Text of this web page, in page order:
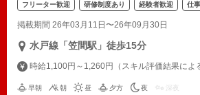
フリーター歓迎 研修制度あり 経験者歓迎 仕
掲載期間 26年03月11日〜26年09月30日
水戸線「笠間駅」徒歩15分
時給1,100円～1,260円（スキル評価結果によ
早朝 朝 昼 夕方 夜 深夜